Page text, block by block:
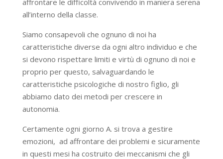
all’interno della classe.
Siamo consapevoli che ognuno di noi ha
caratteristiche diverse da ogni altro individuo e che
si devono rispettare limiti e virtù di ognuno di noi e
proprio per questo, salvaguardando le
caratteristiche psicologiche di nostro figlio, gli
abbiamo dato dei metodi per crescere in
autonomia.
Certamente ogni giorno A. si trova a gestire
emozioni, ad affrontare dei problemi e sicuramente
in questi mesi ha costruito dei meccanismi che gli